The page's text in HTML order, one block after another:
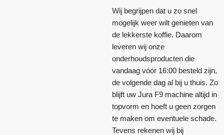
Wij begrijpen dat u zo snel
mogelijk weer wilt genieten van
de lekkerste koffie. Daarom
leveren wij onze
onderhoudsproducten die
vandaag vóór 16:00 besteld zijn,
de volgende dag al bij u thuis. Zo
blijft uw Jura F9 machine altijd in
topvorm en hoeft u geen zorgen
te maken om eventuele schade.
Tevens rekenen wij bij